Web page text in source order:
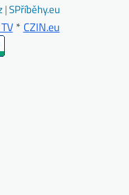
|SPříběhy.eu
* CZIN.eu